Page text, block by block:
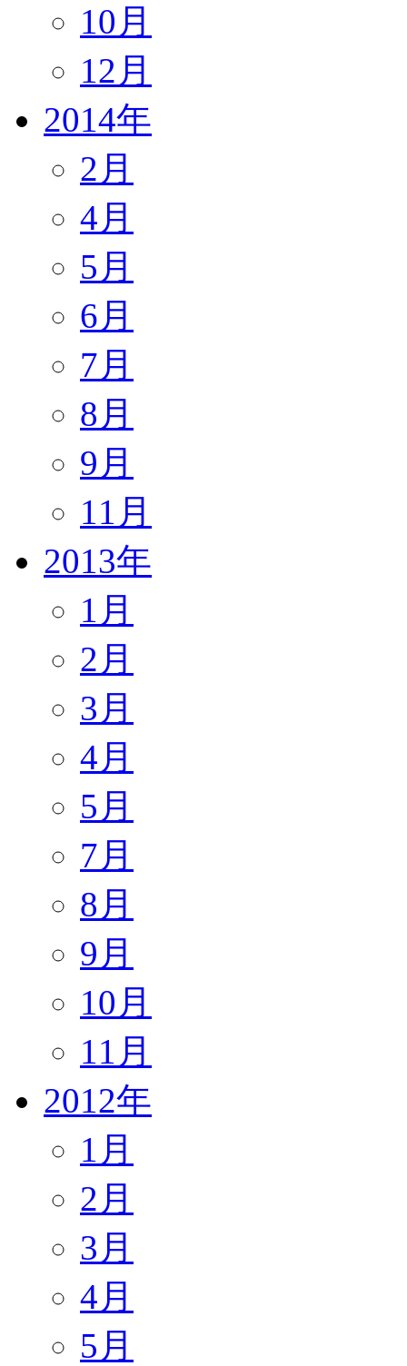
10月
12月
2014年
2月
4月
5月
6月
7月
8月
9月
11月
2013年
1月
2月
3月
4月
5月
7月
8月
9月
10月
11月
2012年
1月
2月
3月
4月
5月